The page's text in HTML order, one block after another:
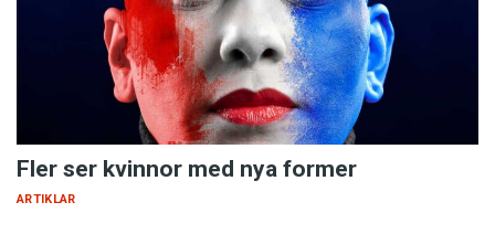
Fler ser kvinnor med nya former
ARTIKLAR